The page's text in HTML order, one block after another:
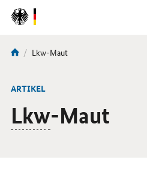
DirektZu:
Navigation
Sie
hier:
Aktuelle
Lkw-Maut
ARTIKEL
Lkw-Maut